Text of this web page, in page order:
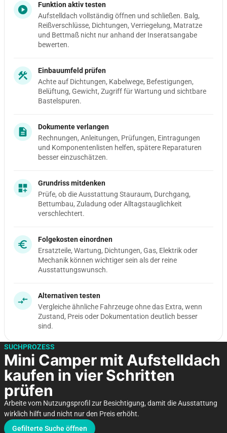
play_circle
Funktion aktiv testen
Aufstelldach vollständig öffnen und schließen. Balg,
Reißverschlüsse, Dichtungen, Verriegelung, Matratze
und Bettmaß nicht nur anhand der Inseratsangabe
bewerten.
construction
Einbauumfeld prüfen
Achte auf Dichtungen, Kabelwege, Befestigungen,
Belüftung, Gewicht, Zugriff für Wartung und sichtbare
Bastelspuren.
description
Dokumente verlangen
Rechnungen, Anleitungen, Prüfungen, Eintragungen
und Komponentenlisten helfen, spätere Reparaturen
besser einzuschätzen.
dashboard_customize
Grundriss mitdenken
Prüfe, ob die Ausstattung Stauraum, Durchgang,
Bettumbau, Zuladung oder Alltagstauglichkeit
verschlechtert.
euro
Folgekosten einordnen
Ersatzteile, Wartung, Dichtungen, Gas, Elektrik oder
Mechanik können wichtiger sein als der reine
Ausstattungswunsch.
compare_arrows
Alternativen testen
Vergleiche ähnliche Fahrzeuge ohne das Extra, wenn
Zustand, Preis oder Dokumentation deutlich besser
sind.
SUCHPROZESS
Mini Camper mit Aufstelldach
kaufen in vier Schritten
prüfen
Arbeite vom Nutzungsprofil zur Besichtigung, damit die Ausstattung
wirklich hilft und nicht nur den Preis erhöht.
Gefilterte Suche öffnen